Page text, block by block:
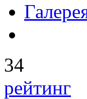
34
рейтинг